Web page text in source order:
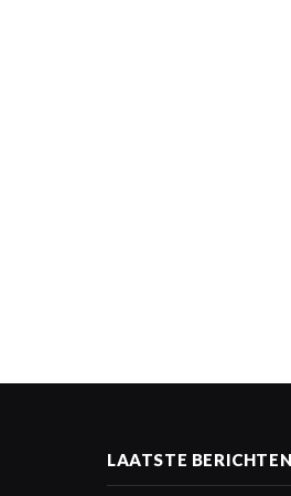
LAATSTE BERICHTEN